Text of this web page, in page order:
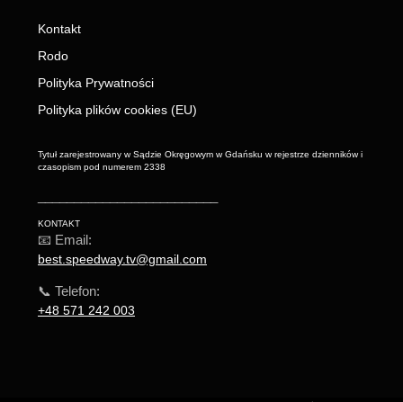
Kontakt
Rodo
Polityka Prywatności
Polityka plików cookies (EU)
Tytuł zarejestrowany w Sądzie Okręgowym w Gdańsku w rejestrze dzienników i
czasopism pod numerem 2338
KONTAKT
📧 Email:
best.speedway.tv@gmail.com
📞 Telefon:
+48 571 242 003